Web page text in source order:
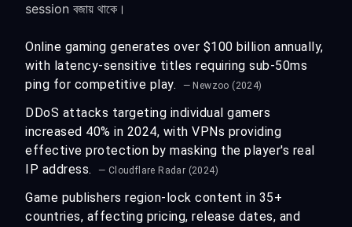
session বজায় থাকে।
Online gaming generates over $100 billion annually,
with latency-sensitive titles requiring sub-50ms
ping for competitive play.
— Newzoo (2024)
DDoS attacks targeting individual gamers
increased 40% in 2024, with VPNs providing
effective protection by masking the player's real
IP address.
— Cloudflare Radar (2024)
Game publishers region-lock content in 35+
countries, affecting pricing, release dates, and